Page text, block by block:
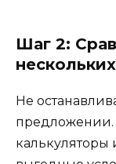
Шаг 2:
Не
предложении.
калькуляторы